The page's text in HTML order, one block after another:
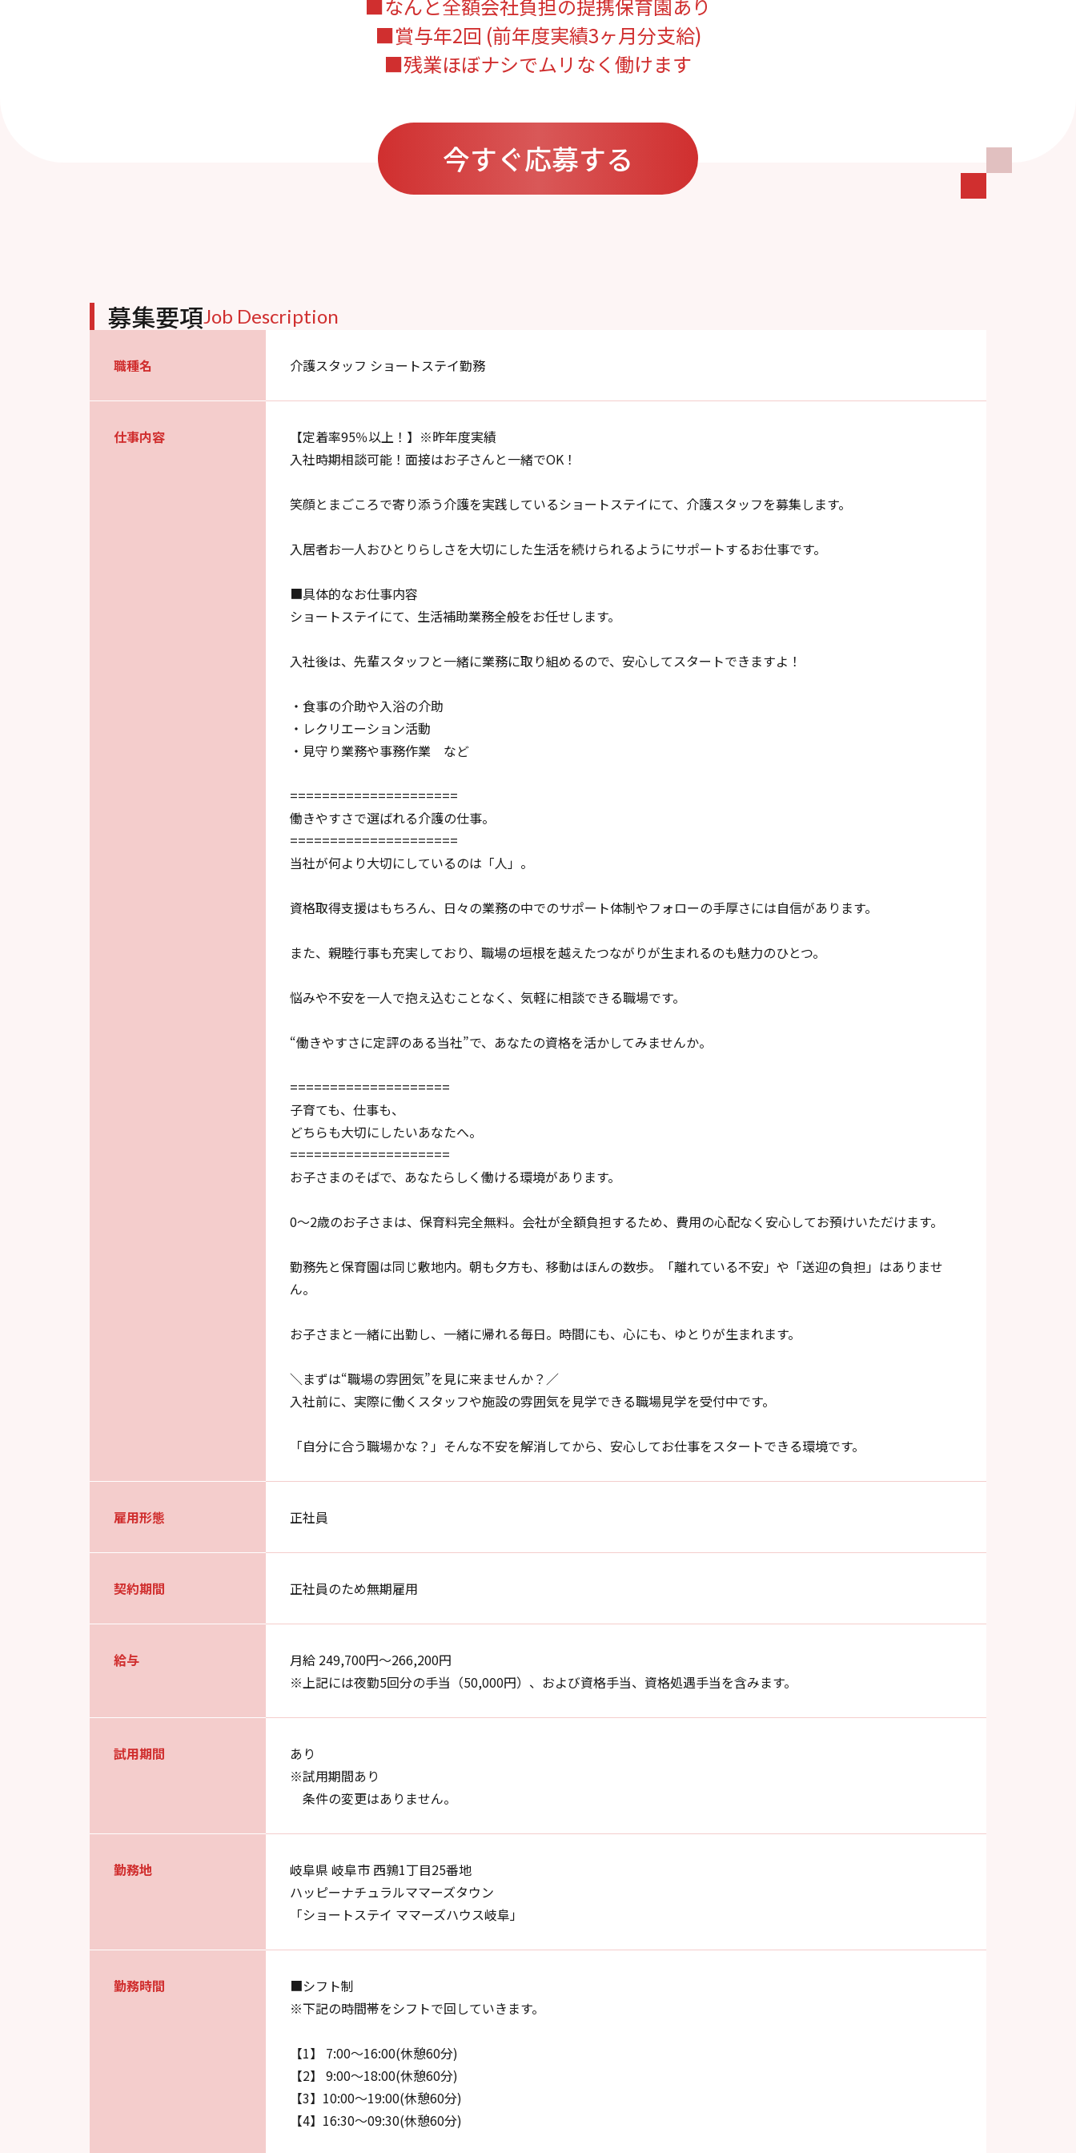
■なんと全額会社負担の提携保育園あり
■賞与年2回 (前年度実績3ヶ月分支給)
■残業ほぼナシでムリなく働けます
今すぐ応募する
募集要項Job Description
職種名 介護スタッフ ショートステイ勤務
仕事内容
【定着率95％以上！】※昨年度実績
入社時期相談可能！面接はお子さんと一緒でOK！
笑顔とまごころで寄り添う介護を実践しているショートステイにて、介護スタッフを募集します。
入居者お一人おひとりらしさを大切にした生活を続けられるようにサポートするお仕事です。
■具体的なお仕事内容
ショートステイにて、生活補助業務全般をお任せします。
入社後は、先輩スタッフと一緒に業務に取り組めるので、安心してスタートできますよ！
・食事の介助や入浴の介助
・レクリエーション活動
・見守り業務や事務作業 など
=====================
働きやすさで選ばれる介護の仕事。
=====================
当社が何より大切にしているのは「人」。
資格取得支援はもちろん、日々の業務の中でのサポート体制やフォローの手厚さには自信があります。
また、親睦行事も充実しており、職場の垣根を越えたつながりが生まれるのも魅力のひとつ。
悩みや不安を一人で抱え込むことなく、気軽に相談できる職場です。
“働きやすさに定評のある当社”で、あなたの資格を活かしてみませんか。
====================
子育ても、仕事も、
どちらも大切にしたいあなたへ。
====================
お子さまのそばで、あなたらしく働ける環境があります。
0～2歳のお子さまは、保育料完全無料。会社が全額負担するため、費用の心配なく安心してお預けいただけます。
勤務先と保育園は同じ敷地内。朝も夕方も、移動はほんの数歩。「離れている不安」や「送迎の負担」はありませ
ん。
お子さまと一緒に出勤し、一緒に帰れる毎日。時間にも、心にも、ゆとりが生まれます。
＼まずは“職場の雰囲気”を見に来ませんか？／
入社前に、実際に働くスタッフや施設の雰囲気を見学できる職場見学を受付中です。
「自分に合う職場かな？」そんな不安を解消してから、安心してお仕事をスタートできる環境です。
雇用形態 正社員
契約期間 正社員のため無期雇用
給与
月給 249,700円〜266,200円
※上記には夜勤5回分の手当（50,000円）、および資格手当、資格処遇手当を含みます。
試用期間
あり
※試用期間あり
条件の変更はありません。
勤務地
岐阜県 岐阜市 西鶉1丁目25番地
ハッピーナチュラルママーズタウン
「ショートステイ ママーズハウス岐阜」
勤務時間
■シフト制
※下記の時間帯をシフトで回していきます。
【1】 7:00～16:00(休憩60分)
【2】 9:00～18:00(休憩60分)
【3】10:00～19:00(休憩60分)
【4】16:30～09:30(休憩60分)